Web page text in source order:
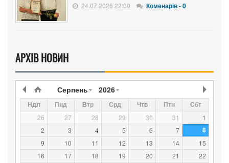
24.07.2026 22:00 Коменарів - 0
АРХІВ НОВИН
Серпень 2026
Ндл Пнд Втр Срд Чтв Птн Сбт
26 27 28 29 30 31
1
2
3 4 5 6 7 8
9 10 11 12 13 14
15
16
17 18 19 20 21
22